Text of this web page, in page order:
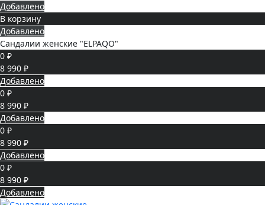
Добавлено
В корзину
Добавлено
Сандалии женские "ELPAQO"
0 ₽
8 990 ₽
Добавлено
0 ₽
8 990 ₽
Добавлено
0 ₽
8 990 ₽
Добавлено
0 ₽
8 990 ₽
Добавлено